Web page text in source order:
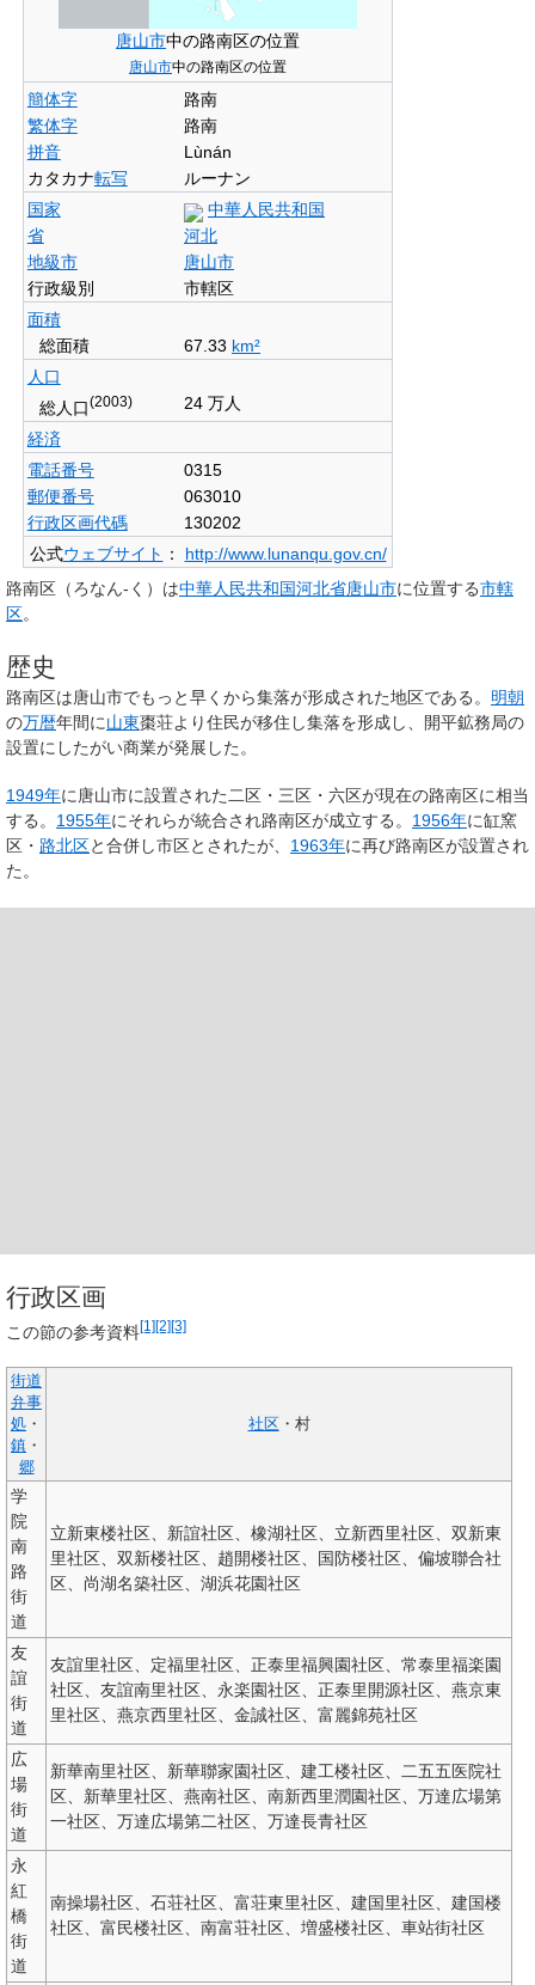
唐山市中の路南区の位置
唐山市中の路南区の位置
簡体字
路南
繁体字
路南
拼音
Lùnán
カタカナ転写
ルーナン
国家
中華人民共和国
省
河北
地級市
唐山市
行政級別
市轄区
面積
総面積
67.33 km²
人口
総人口(2003)
24 万人
経済
電話番号
0315
郵便番号
063010
行政区画代碼
130202
公式ウェブサイト ：
http://www.lunanqu.gov.cn/
路南区 （ろなん-く）は中華人民共和国河北省唐山市に位置する市轄
区。
歴史
路南区は唐山市でもっと早くから集落が形成された地区である。 明朝
の万暦年間に山東棗荘より住民が移住し集落を形成し、開平鉱務局の
設置にしたがい商業が発展した。
1949年に唐山市に設置された二区・三区・六区が現在の路南区に相当
する。 1955年にそれらが統合され路南区が成立する。 1956年に缸窯
区・ 路北区と合併し市区とされたが、 1963年に再び路南区が設置され
た。
行政区画
この節の参考資料[1][2][3]
街道
弁事
処 ・
鎮 ・
郷
社区 ・村
学
院
南
路
街
道
立新東楼社区、新誼社区、橡湖社区、立新西里社区、双新東
里社区、双新楼社区、趙開楼社区、国防楼社区、偏坡聯合社
区、尚湖名築社区、湖浜花園社区
友
誼
街
道
友誼里社区、定福里社区、正泰里福興園社区、常泰里福楽園
社区、友誼南里社区、永楽園社区、正泰里開源社区、燕京東
里社区、燕京西里社区、金誠社区、富麗錦苑社区
広
場
街
道
新華南里社区、新華聯家園社区、建工楼社区、二五五医院社
区、新華里社区、燕南社区、南新西里潤園社区、万達広場第
一社区、万達広場第二社区、万達長青社区
永
紅
橋
街
道
南操場社区、石荘社区、富荘東里社区、建国里社区、建国楼
社区、富民楼社区、南富荘社区、増盛楼社区、車站街社区